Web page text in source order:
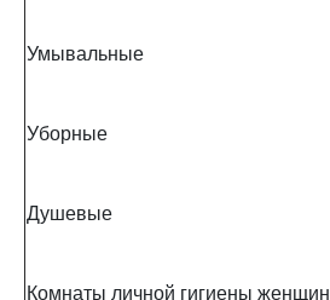
Умывальные
Уборные
Душевые
Комнаты личной гигиены женщин